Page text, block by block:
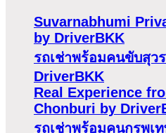
Suvarnabhumi
by DriverBKK
รถเช่าพร้อมคนขับสุว
DriverBKK
Real Experience
Chonburi by
รถเช่าพร้อมคนกรุพเ